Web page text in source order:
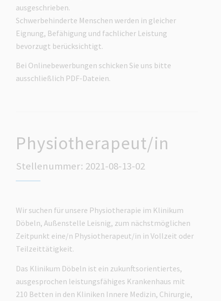
ausgeschrieben.
Schwerbehinderte Menschen werden in gleicher
Eignung, Befähigung und fachlicher Leistung
bevorzugt berücksichtigt.
Bei Onlinebewerbungen schicken Sie uns bitte
ausschließlich PDF-Dateien.
Physiotherapeut/in
Stellenummer: 2021-08-13-02
Wir suchen für unsere Physiotherapie im Klinikum
Döbeln, Außenstelle Leisnig, zum nächstmöglichen
Zeitpunkt eine/n Physiotherapeut/in in Vollzeit oder
Teilzeittätigkeit.
Das Klinikum Döbeln ist ein zukunftsorientiertes,
ausgesprochen leistungsfähiges Krankenhaus mit
210 Betten in den Kliniken Innere Medizin, Chirurgie,